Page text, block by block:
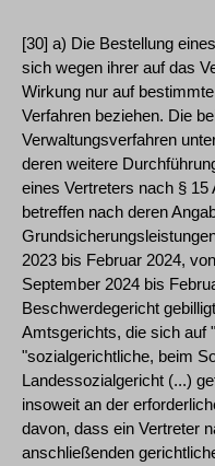
[30] a) Die Bestellung
sich wegen ihrer auf das
Wirkung nur auf
Verfahren beziehen. Die
Verwaltungsverfahren
deren weitere
eines Vertreters nach §
betreffen nach deren
2023 bis Februar 2024,
September 2024 bis
Beschwerdegericht
Amtsgerichts, die sich auf
"sozialgerichtliche, beim
Landessozialgericht (...)
insoweit an der
davon, dass ein Vertreter
anschließenden